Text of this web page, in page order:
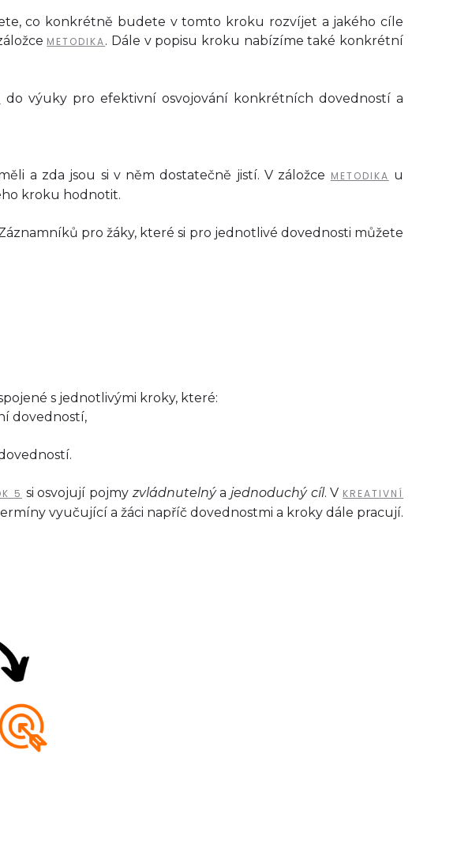
co konkrétně budete v tomto kroku rozvíjet a jakého cíle
METODIKA. Dále v popisu kroku nabízíme také konkrétní
do výuky pro efektivní osvojování konkrétních dovedností a
a zda jsou si v něm dostatečně jistí. V záložce METODIKA u
kroku hodnotit.
pro žáky, které si pro jednotlivé dovednosti můžete
s jednotlivými kroky, které:
dovedností,
5 si osvojují pojmy zvládnutelnýa jednoduchý cíl. V KREATIVNÍ
vyučující a žáci napříč dovednostmi a kroky dále pracují.